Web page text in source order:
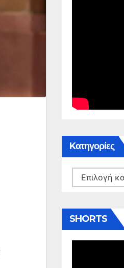
Kατηγορίες
Kατηγορίες
SHORTS